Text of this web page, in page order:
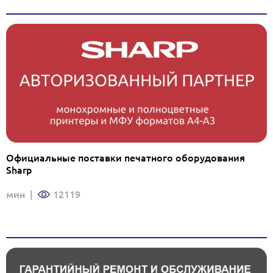
Официальные поставки печатного оборудования
Sharp
мин 12119